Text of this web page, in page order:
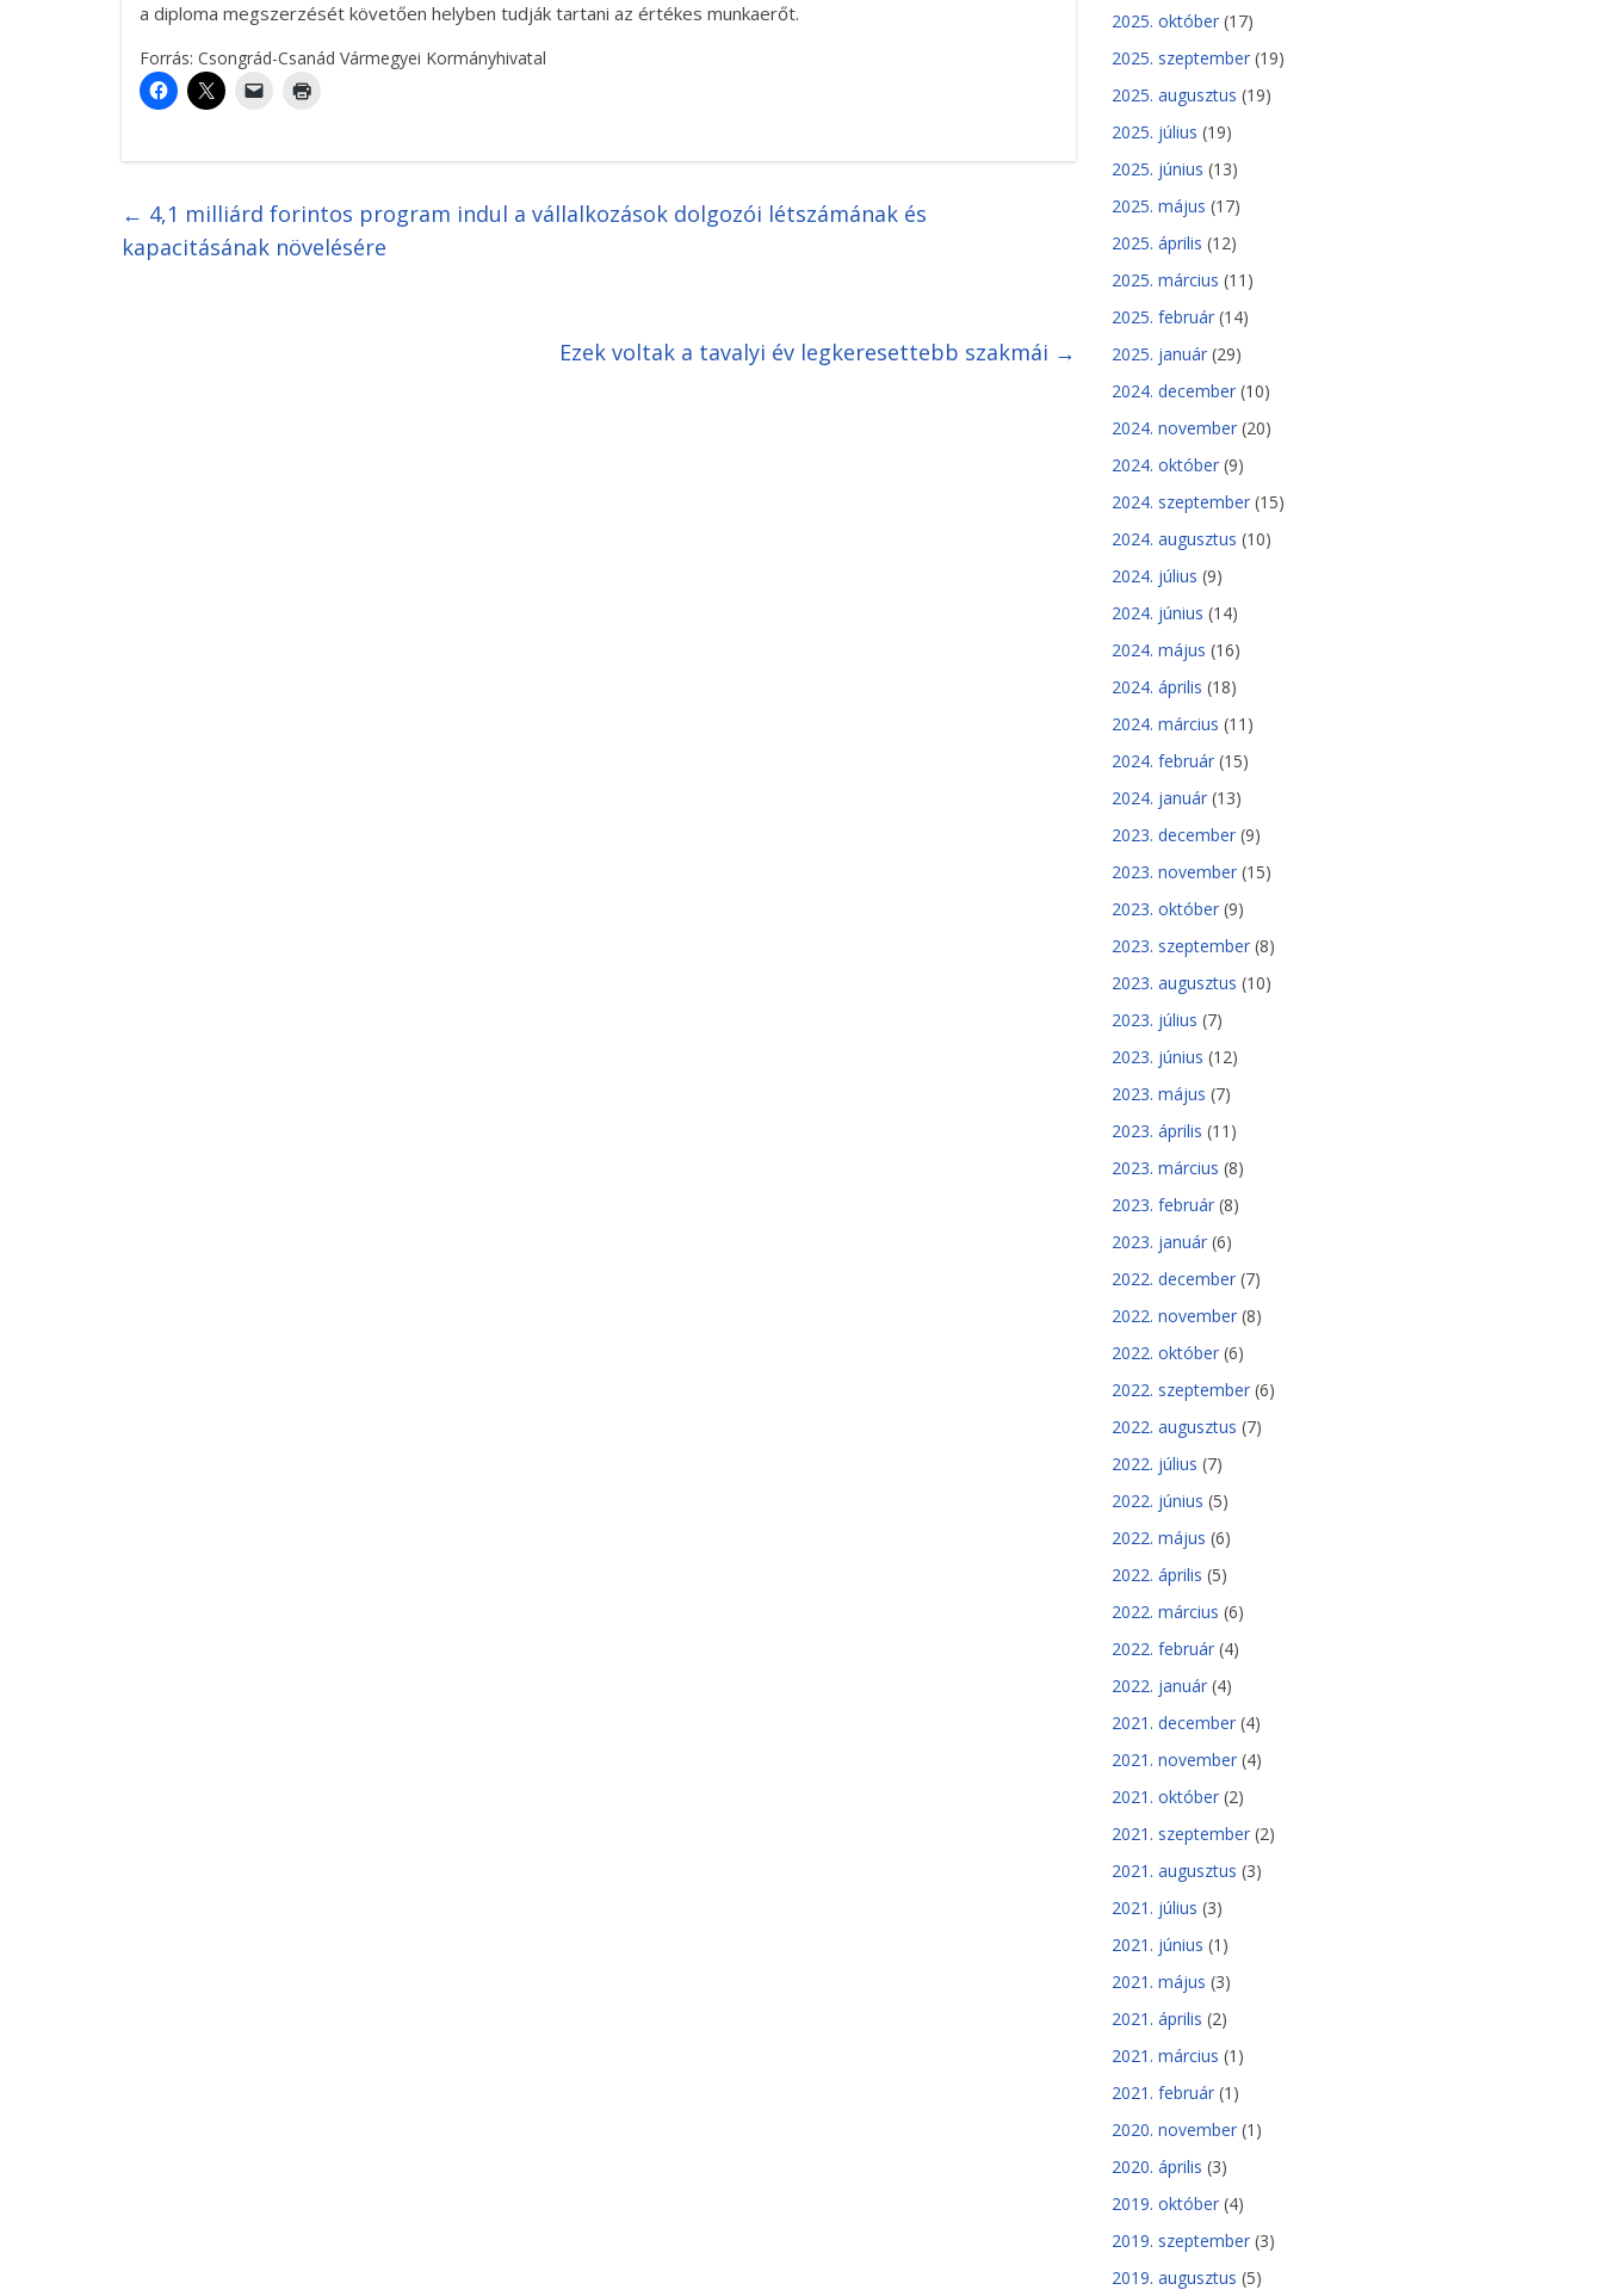
a diploma megszerzését követően helyben tudják tartani az értékes munkaerőt.
Forrás: Csongrád-Csanád Vármegyei Kormányhivatal
← 4,1 milliárd forintos program indul a vállalkozások dolgozói létszámának és
kapacitásának növelésére
Ezek voltak a tavalyi év legkeresettebb szakmái →
2025. október (17)
2025. szeptember (19)
2025. augusztus (19)
2025. július (19)
2025. június (13)
2025. május (17)
2025. április (12)
2025. március (11)
2025. február (14)
2025. január (29)
2024. december (10)
2024. november (20)
2024. október (9)
2024. szeptember (15)
2024. augusztus (10)
2024. július (9)
2024. június (14)
2024. május (16)
2024. április (18)
2024. március (11)
2024. február (15)
2024. január (13)
2023. december (9)
2023. november (15)
2023. október (9)
2023. szeptember (8)
2023. augusztus (10)
2023. július (7)
2023. június (12)
2023. május (7)
2023. április (11)
2023. március (8)
2023. február (8)
2023. január (6)
2022. december (7)
2022. november (8)
2022. október (6)
2022. szeptember (6)
2022. augusztus (7)
2022. július (7)
2022. június (5)
2022. május (6)
2022. április (5)
2022. március (6)
2022. február (4)
2022. január (4)
2021. december (4)
2021. november (4)
2021. október (2)
2021. szeptember (2)
2021. augusztus (3)
2021. július (3)
2021. június (1)
2021. május (3)
2021. április (2)
2021. március (1)
2021. február (1)
2020. november (1)
2020. április (3)
2019. október (4)
2019. szeptember (3)
2019. augusztus (5)